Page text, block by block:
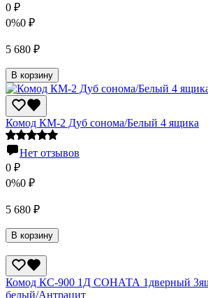
0 ₽
0%0 ₽
5 680 ₽
В корзину
Комод КМ-2 Дуб сонома/Белый 4 ящика
Нет отзывов
0 ₽
0%0 ₽
5 680 ₽
В корзину
Комод КС-900 1Д СОНАТА 1дверный
белый/Антрацит